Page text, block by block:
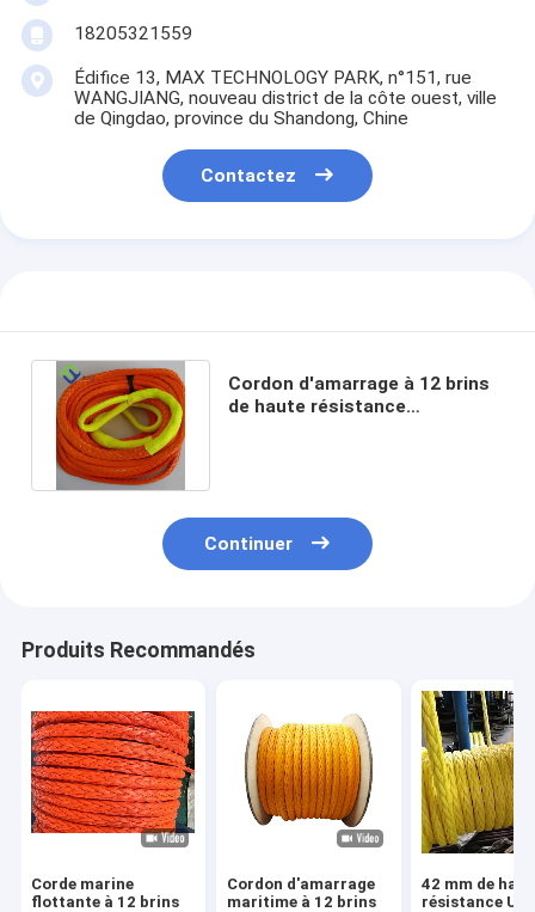
18205321559
Édifice 13, MAX TECHNOLOGY PARK, n°151, rue
WANGJIANG, nouveau district de la côte ouest, ville
de Qingdao, province du Shandong, Chine
Contactez
Cordon d'amarrage à 12 brins
de haute résistance
Continuer
Produits Recommandés
Corde marine
flottante à 12 brins
Cordon d'amarrage
maritime à 12 brins
42 mm de
résistance